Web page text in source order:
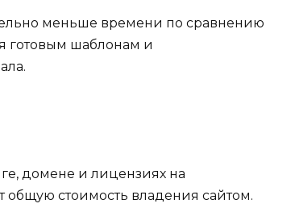
меньше времени по сравнению
готовым шаблонам и
домене и лицензиях на
стоимость владения сайтом.